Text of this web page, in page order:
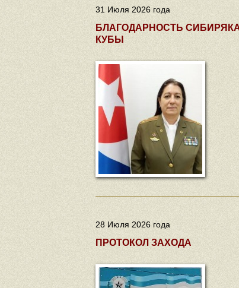
31 Июля 2026 года
БЛАГОДАРНОСТЬ
КУБЫ
28 Июля 2026 года
ПРОТОКОЛ ЗАХОДА